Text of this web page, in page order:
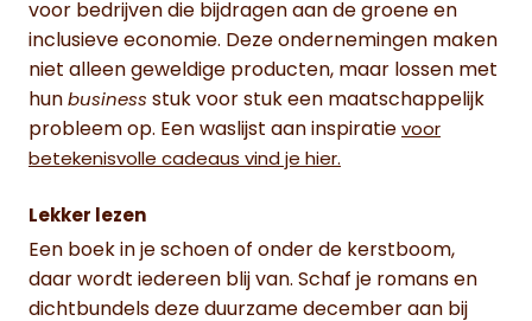
voor bedrijven die bijdragen aan de groene en
inclusieve economie. Deze ondernemingen maken
niet alleen geweldige producten, maar lossen met
hun business stuk voor stuk een maatschappelijk
probleem op. Een waslijst aan inspiratie voor
betekenisvolle cadeaus vind je hier.
Lekker lezen
Een boek in je schoen of onder de kerstboom,
daar wordt iedereen blij van. Schaf je romans en
dichtbundels deze duurzame december aan bij